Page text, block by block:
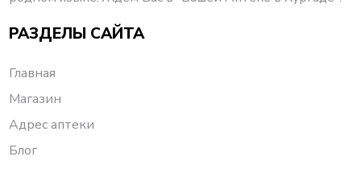
РАЗДЕЛЫ САЙТА
Главная
Магазин
Адрес аптеки
Блог